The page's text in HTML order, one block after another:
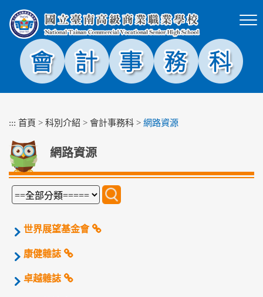
塊
::: 首頁 > 科別介紹 > 會計事務科 > 網路資源
網路資源
世界展望基金會
康健雜誌
卓越雜誌